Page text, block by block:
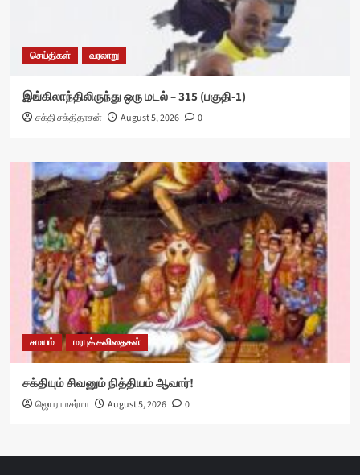
செய்திகள் வரலாறு
இங்கிலாந்திலிருந்து ஒரு மடல் – 315 (பகுதி-1)
சக்தி சக்திதாசன் August 5, 2026 0
சமயம் மரபுக் கவிதைகள்
சக்தியும் சிவனும் நித்தியம் ஆவார்!
ஜெயராமசர்மா August 5, 2026 0